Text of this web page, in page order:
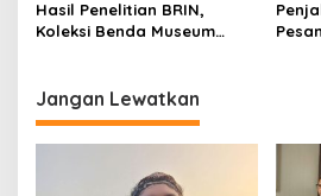
Hasil Penelitian BRIN,
Koleksi Benda Museum
Jangan Lewatkan